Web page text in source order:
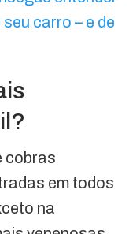
carro – e de
cobras
em todos
na